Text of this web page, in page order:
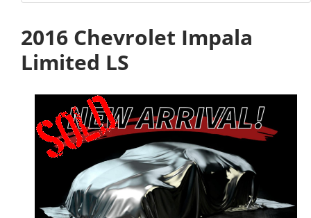
2016 Chevrolet Impala
Limited LS